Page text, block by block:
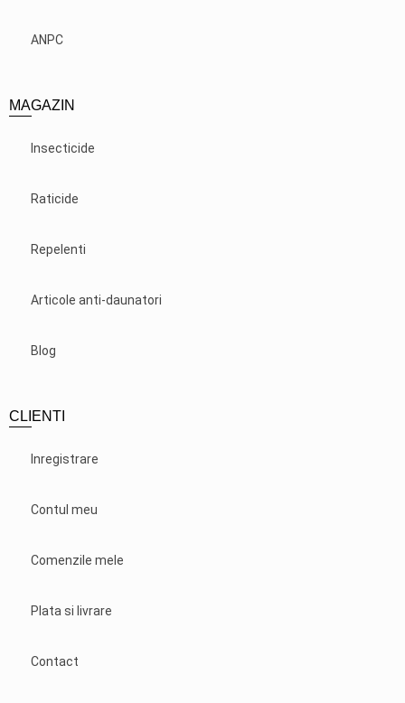
ANPC
MAGAZIN
Insecticide
Raticide
Repelenti
Articole anti-daunatori
Blog
CLIENTI
Inregistrare
Contul meu
Comenzile mele
Plata si livrare
Contact